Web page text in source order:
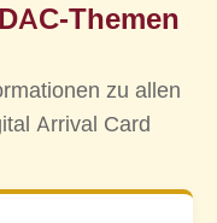
das Visum vor
zu lassen. In
dies in jeder
Updates von
Themen
zu allen
Arrival Card